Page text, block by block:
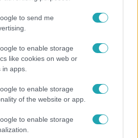
to send me
to enable storage
like cookies on web or
apps.
to enable storage
of the website or app.
to enable storage
27. és december 12. közé
Mindezt, mint írták, a hallgatók és
a hallgatók ezt inkább úgy
őket, hogy nem lesz meg a